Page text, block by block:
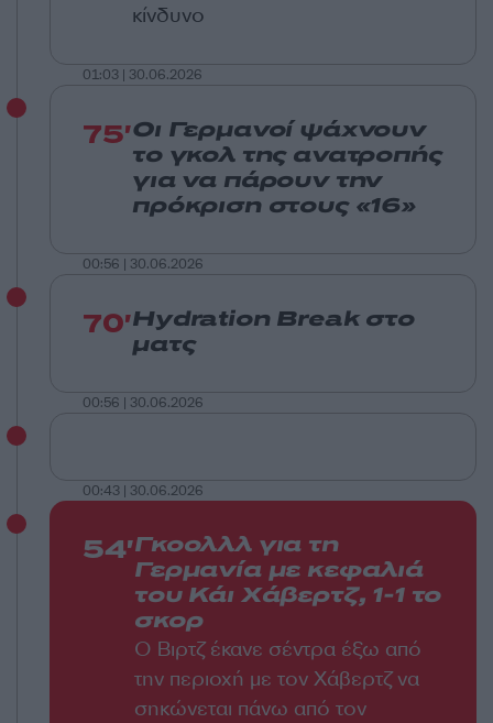
κίνδυνο
01:03 | 30.06.2026
75'Οι Γερμανοί ψάχνουν
το γκολ της ανατροπής
για να πάρουν την
πρόκριση στους «16»
00:56 | 30.06.2026
70'Hydration Break στο
ματς
00:56 | 30.06.2026
00:43 | 30.06.2026
54'Γκοολλλ για τη
Γερμανία με κεφαλιά
του Κάι Χάβερτζ, 1-1 το
σκορ
Ο Βιρτζ έκανε σέντρα έξω από
την περιοχή με τον Χάβερτζ να
σηκώνεται πάνω από τον